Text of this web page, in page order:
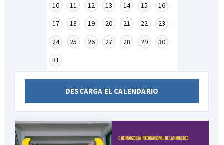
10 11 12 13 14 15 16
17 18 19 20 21 22 23
24 25 26 27 28 29 30
31
DESCARGA EL CALENDARIO